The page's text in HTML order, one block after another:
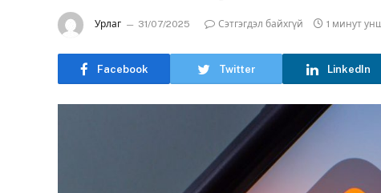
Урлаг 31/07/2025 Сэтгэгдэл байхгүй 1 минут
Facebook Twitter LinkedIn